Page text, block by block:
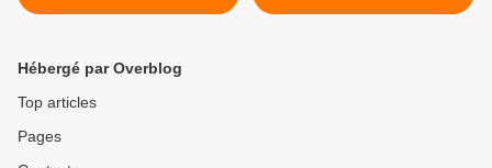
contre le capitalisme: une
Macron de s’expliquer >
Hébergé par Overblog
Top articles
Pages